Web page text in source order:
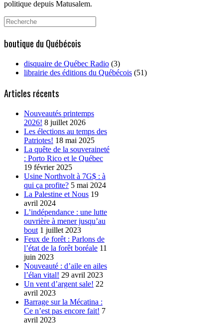
politique depuis Matusalem.
Search
for:
boutique du Québécois
disquaire de Québec Radio (3)
librairie des éditions du Québécois (51)
Articles récents
Nouveautés printemps
2026! 8 juillet 2026
Les élections au temps des
Patriotes! 18 mai 2025
La quête de la souveraineté
: Porto Rico et le Québec
19 février 2025
Usine Northvolt à 7G$ : à
qui ça profite? 5 mai 2024
La Palestine et Nous 19
avril 2024
L’indépendance : une lutte
ouvrière à mener jusqu’au
bout 1 juillet 2023
Feux de forêt : Parlons de
l’état de la forêt boréale 11
juin 2023
Nouveauté : d’aile en ailes
l’élan vital! 29 avril 2023
Un vent d’argent sale! 22
avril 2023
Barrage sur la Mécatina :
Ce n’est pas encore fait! 7
avril 2023